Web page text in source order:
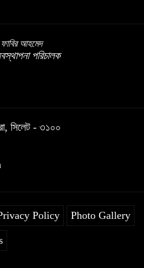
আহমেদ
পরিচালক
সিলেট - ৩১০০
Policy Photo Gallery